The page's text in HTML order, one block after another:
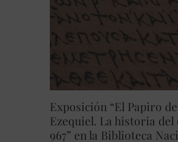
Exposición “El Papiro de
Ezequiel. La historia del
967” en la Biblioteca